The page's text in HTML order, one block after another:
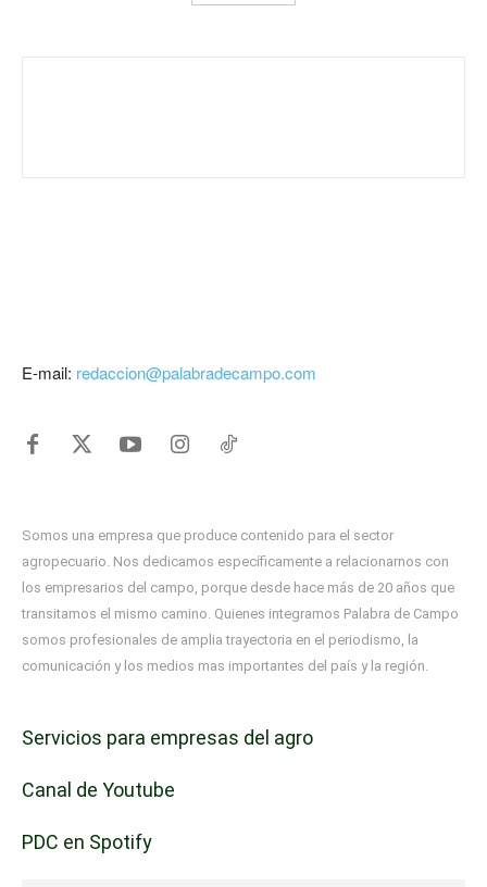
E-mail: redaccion@palabradecampo.com
Somos una empresa que produce contenido para el sector
agropecuario. Nos dedicamos específicamente a relacionarnos con
los empresarios del campo, porque desde hace más de 20 años que
transitamos el mismo camino. Quienes integramos Palabra de Campo
somos profesionales de amplia trayectoria en el periodismo, la
comunicación y los medios mas importantes del país y la región.
Servicios para empresas del agro
Canal de Youtube
PDC en Spotify